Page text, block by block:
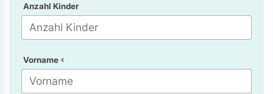
Anzahl Kinder
Vorname